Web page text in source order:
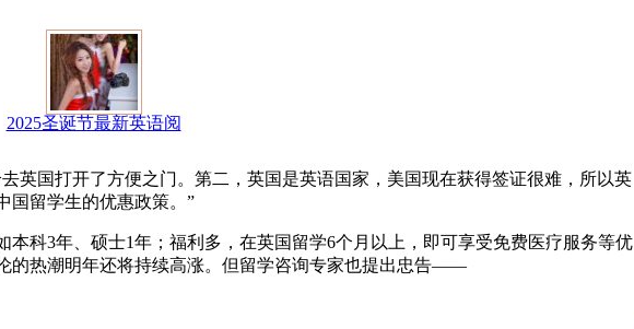
2025圣诞节最新英语阅
英国打开了方便之门。第二，英国是英语国家，美国现在获得签证很难，所以英
国留学生的优惠政策。”
科3年、硕士1年；福利多，在英国留学6个月以上，即可享受免费医疗服务等优
的热潮明年还将持续高涨。但留学咨询专家也提出忠告——